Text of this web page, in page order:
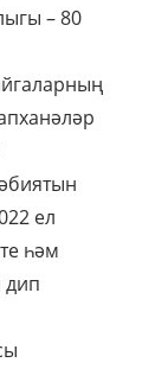
– 80
ел
һәм
дип